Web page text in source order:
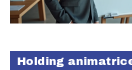
Holding